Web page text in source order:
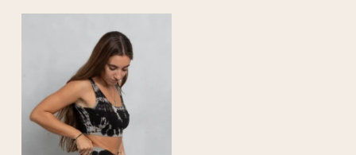
Es befinden sich keine Produkte